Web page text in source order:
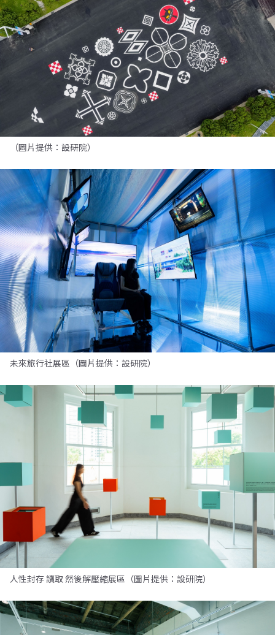
（圖片提供：設研院）
未來旅行社展區（圖片提供：設研院）
人性封存 讀取 然後解壓縮展區（圖片提供：設研院）